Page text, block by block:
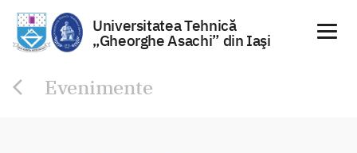
Universitatea Tehnică
„Gheorghe Asachi” din Iaşi
Evenimente